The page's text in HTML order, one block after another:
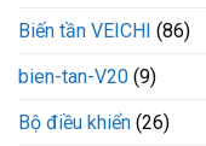
Biến tần VEICHI (86)
bien-tan-V20 (9)
Bộ điều khiển (26)